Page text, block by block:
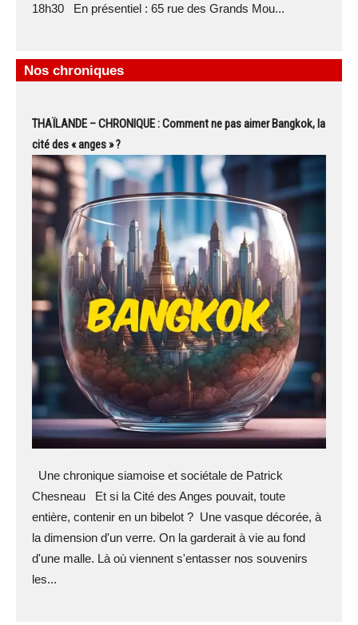
18h30 En présentiel : 65 rue des Grands Mou...
Nos chroniques
THAÏLANDE – CHRONIQUE : Comment ne pas aimer Bangkok, la
cité des « anges » ?
Une chronique siamoise et sociétale de Patrick
Chesneau Et si la Cité des Anges pouvait, toute
entière, contenir en un bibelot ? Une vasque décorée, à
la dimension d'un verre. On la garderait à vie au fond
d'une malle. Là où viennent s'entasser nos souvenirs
les...